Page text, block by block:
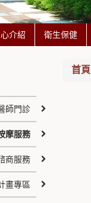
介紹 衛生保健
首頁
師門診
摩服務
商服務
畫專區